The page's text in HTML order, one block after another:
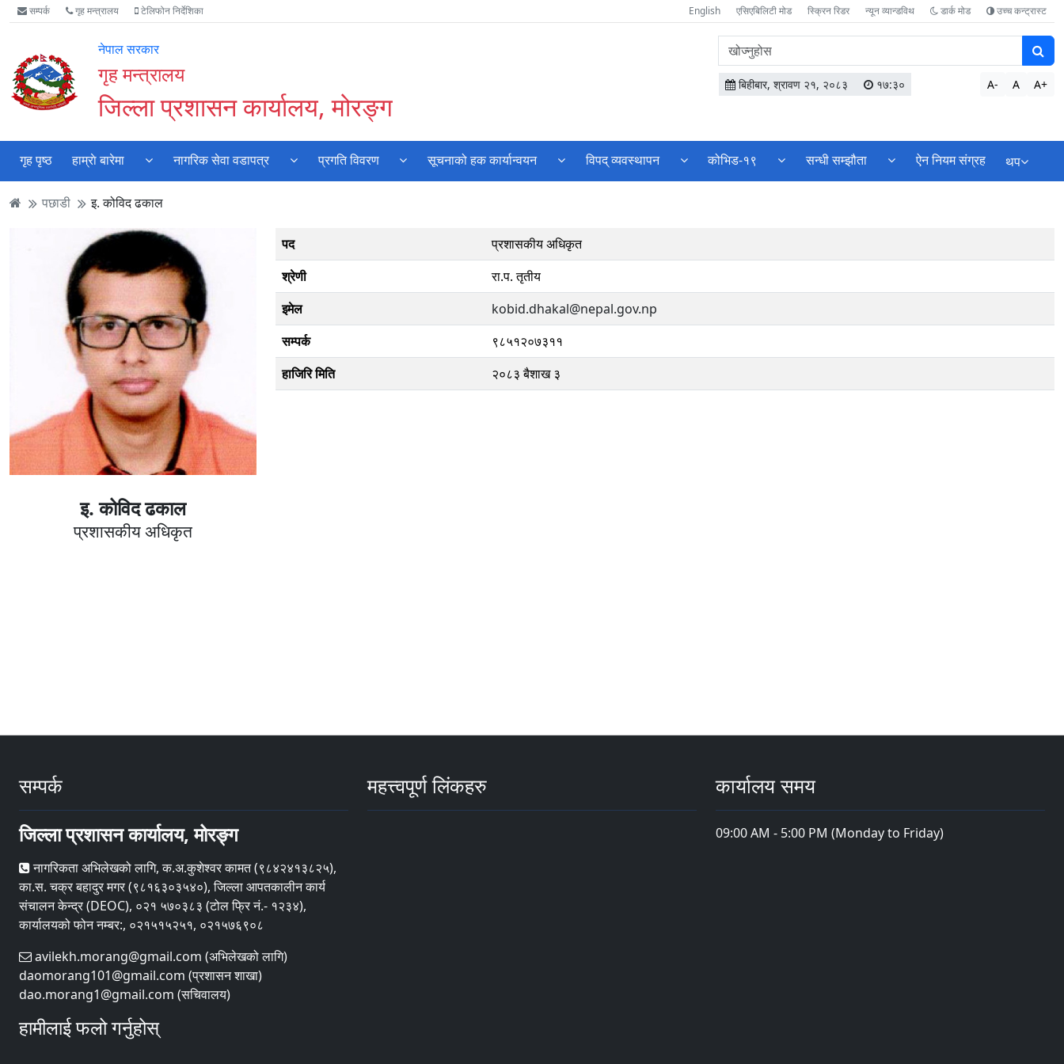
Accessibility
Mode
गर्नुहोस्
मुख्य
सामाग्री
मुख्य
नेभिगेसन
वेबसाइट
खोजमा
सम्पर्क गृह मन्त्रालय टेलिफोन निर्देशिका English एसिएबिलिटी मोड स्क्रिन रिडर न्यून व्यान्डविथ डार्क मोड उच्च कन्ट्रास्ट
नेपाल सरकार
गृह मन्त्रालय
जिल्ला प्रशासन कार्यालय, मोरङ्ग
वेबसाइटमा
सामग्री
खोज्नुहोस
बिहीबार, श्रावण २१, २०८३ १७:३० A- A A+
गृह पृष्ठ हाम्राे बारेमा नागरिक सेवा वडापत्र प्रगति विवरण सूचनाको हक कार्यान्वयन विपद् व्यवस्थापन कोभिड-१९ सन्धी सम्झौता ऐन नियम संग्रह थप
पछाडी इ. कोविद ढकाल
इ. कोविद ढकाल
प्रशासकीय अधिकृत
पद
प्रशासकीय अधिकृत
श्रेणी
रा.प. तृतीय
इमेल
kobid.dhakal@nepal.gov.np
सम्पर्क
९८५१२०७३११
हाजिरि मिति
२०८३ बैशाख ३
सम्पर्क
जिल्ला प्रशासन कार्यालय, मोरङ्ग
नागरिकता अभिलेखको लागि, क.अ.कुशेश्वर कामत (९८४२४१३८२५),
का.स. चक्र बहादुर मगर (९८१६३०३५४०), जिल्ला आपतकालीन कार्य
संचालन केन्द्र (DEOC), ०२१ ५७०३८३ (टोल फ्रि नं.- १२३४),
कार्यालयको फोन नम्बर:, ०२१५१५२५१, ०२१५७६९०८
avilekh.morang@gmail.com (अभिलेखको लागि)
daomorang101@gmail.com (प्रशासन शाखा)
dao.morang1@gmail.com (सचिवालय)
हामीलाई फलो गर्नुहोस्
महत्त्वपूर्ण लिंकहरु कार्यालय समय
09:00 AM - 5:00 PM (Monday to Friday)